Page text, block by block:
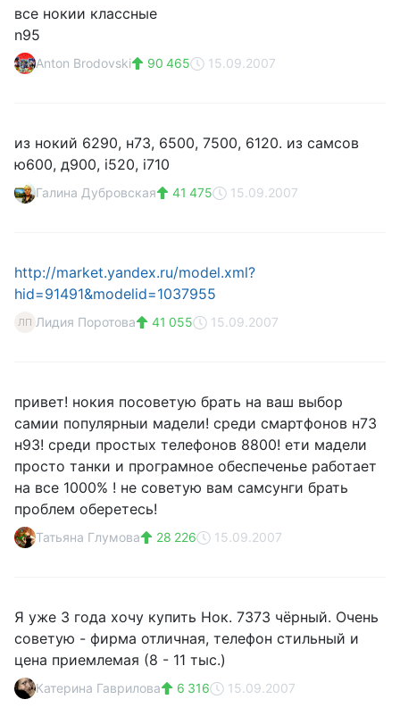
все нокии классные
n95
Anton Brodovski 90 465 15.09.2007
из нокий 6290, н73, 6500, 7500, 6120. из самсов
ю600, д900, i520, i710
Галина Дубровская 41 475 15.09.2007
http://market.yandex.ru/model.xml?
hid=91491&modelid=1037955
ЛП Лидия Поротова 41 055 15.09.2007
привет! нокия посоветую брать на ваш выбор
самии популярныи мадели! среди смартфонов н73
н93! среди простых телефонов 8800! ети мадели
просто танки и програмное обеспеченье работает
на все 1000% ! не советую вам самсунги брать
проблем оберетесь!
Татьяна Глумова 28 226 15.09.2007
Я уже 3 года хочу купить Нок. 7373 чёрный. Очень
советую - фирма отличная, телефон стильный и
цена приемлемая (8 - 11 тыс.)
Катерина Гаврилова 6 316 15.09.2007